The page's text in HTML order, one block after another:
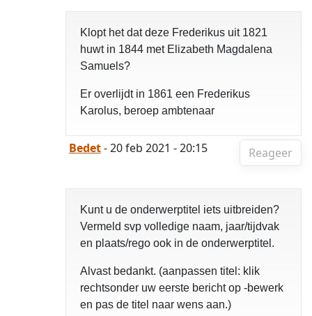
Klopt het dat deze Frederikus uit 1821
huwt in 1844 met Elizabeth Magdalena
Samuels?
Er overlijdt in 1861 een Frederikus
Karolus, beroep ambtenaar
Reageer
Bedet- 20 feb 2021 - 20:15
Kunt u de onderwerptitel iets uitbreiden?
Vermeld svp volledige naam, jaar/tijdvak
en plaats/rego ook in de onderwerptitel.
Alvast bedankt. (aanpassen titel: klik
rechtsonder uw eerste bericht op -bewerk
en pas de titel naar wens aan.)